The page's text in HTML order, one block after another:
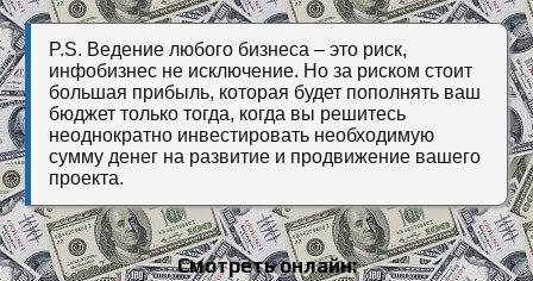
P.S. Ведение любого бизнеса – это риск,
инфобизнес не исключение. Но за риском стоит
большая прибыль, которая будет пополнять ваш
бюджет только тогда, когда вы решитесь
неоднократно инвестировать необходимую
сумму денег на развитие и продвижение вашего
проекта.
Смотреть онлайн: